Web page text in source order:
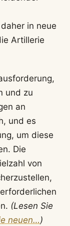
in neue
Artillerie
und zu
an
und es
um diese
Die
von
(Lesen Sie
neuen…)